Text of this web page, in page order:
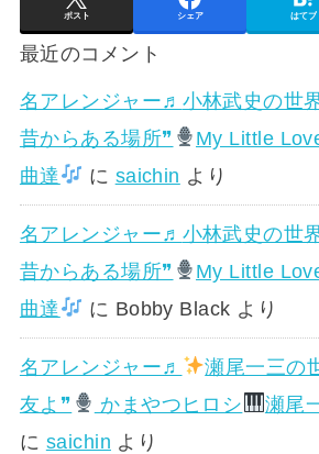
ポスト シェア はてブ
最近のコメント
名アレンジャー♬ 小林武史の世
昔からある場所❞
My Little
曲達
に saichin より
名アレンジャー♬ 小林武史の世
昔からある場所❞
My Little
曲達
に Bobby Black より
名アレンジャー♬ 瀬尾一三の
友よ❞
かまやつヒロシ 瀬尾
に saichin より